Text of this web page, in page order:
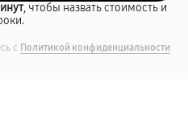
, чтобы назвать стоимость и
с Политикой конфиденциальности